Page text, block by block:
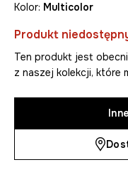
Kolor: multicolor
Produkt
Ten produkt jest
z naszej kolekcji, które